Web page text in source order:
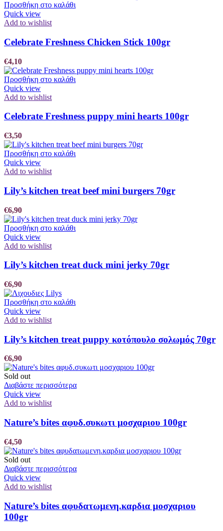
Προσθήκη στο καλάθι
Quick view
Add to wishlist
Celebrate Freshness Chicken Stick 100gr
€4,10
Προσθήκη στο καλάθι
Quick view
Add to wishlist
Celebrate Freshness puppy mini hearts 100gr
€3,50
Προσθήκη στο καλάθι
Quick view
Add to wishlist
Lily’s kitchen treat beef mini burgers 70gr
€6,90
Προσθήκη στο καλάθι
Quick view
Add to wishlist
Lily’s kitchen treat duck mini jerky 70gr
€6,90
Προσθήκη στο καλάθι
Quick view
Add to wishlist
Lily’s kitchen treat puppy κοτόπουλο σολωμός 70gr
€6,90
Sold out
Διαβάστε περισσότερα
Quick view
Add to wishlist
Nature’s bites αφυδ.συκωτι μοσχαριου 100gr
€4,50
Sold out
Διαβάστε περισσότερα
Quick view
Add to wishlist
Nature’s bites αφυδατωμενη.καρδια μοσχαριου
100gr